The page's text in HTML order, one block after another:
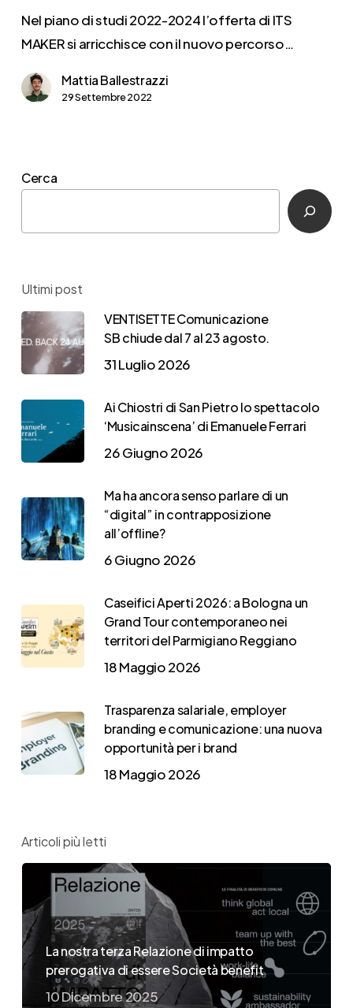
un
nuovo
da
Nel piano di studi 2022-2024 l’offerta di ITS
MAKER si arricchisce con il nuovo percorso…
Mattia Ballestrazzi
29 Settembre 2022
Cerca
Ultimi post
VENTISETTE Comunicazione
SB chiude dal 7 al 23 agosto.
31 Luglio 2026
Ai Chiostri di San Pietro lo spettacolo
‘Musicainscena’ di Emanuele Ferrari
26 Giugno 2026
Ma ha ancora senso parlare di un
“digital” in contrapposizione
all’offline?
6 Giugno 2026
Caseifici Aperti 2026: a Bologna un
Grand Tour contemporaneo nei
territori del Parmigiano Reggiano
18 Maggio 2026
Trasparenza salariale, employer
branding e comunicazione: una nuova
opportunità per i brand
18 Maggio 2026
Articoli più letti
La nostra terza Relazione di impatto
prerogativa di essere Società benefit
10 Dicembre 2025